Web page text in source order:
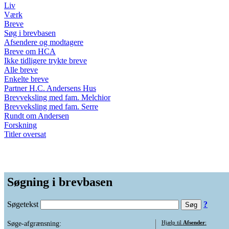
Liv
Værk
Breve
Søg i brevbasen
Afsendere og modtagere
Breve om HCA
Ikke tidligere trykte breve
Alle breve
Enkelte breve
Partner H.C. Andersens Hus
Brevveksling med fam. Melchior
Brevveksling med fam. Serre
Rundt om Andersen
Forskning
Titler oversat
Søgning i brevbasen
Søgetekst ?
Søge-afgrænsning:
Hjælp til Afsender: